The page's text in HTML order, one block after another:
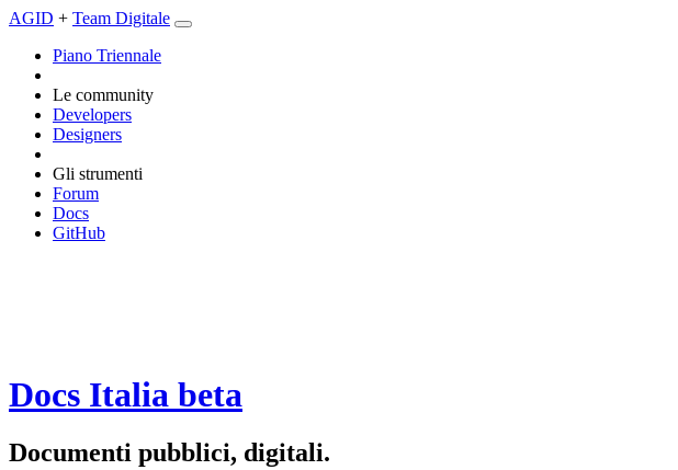
AGID + Team Digitale
Piano Triennale
Le community
Developers
Designers
Gli strumenti
Forum
Docs
GitHub
Docs Italia beta
Documenti pubblici, digitali.